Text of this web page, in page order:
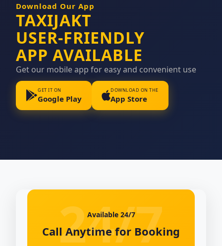
Download Our App
TAXIJAKT
USER-FRIENDLY
APP AVAILABLE
Get our mobile app for easy and convenient use
GET IT ON
Google Play
DOWNLOAD ON THE
App Store
Available 24/7
Call Anytime for Booking